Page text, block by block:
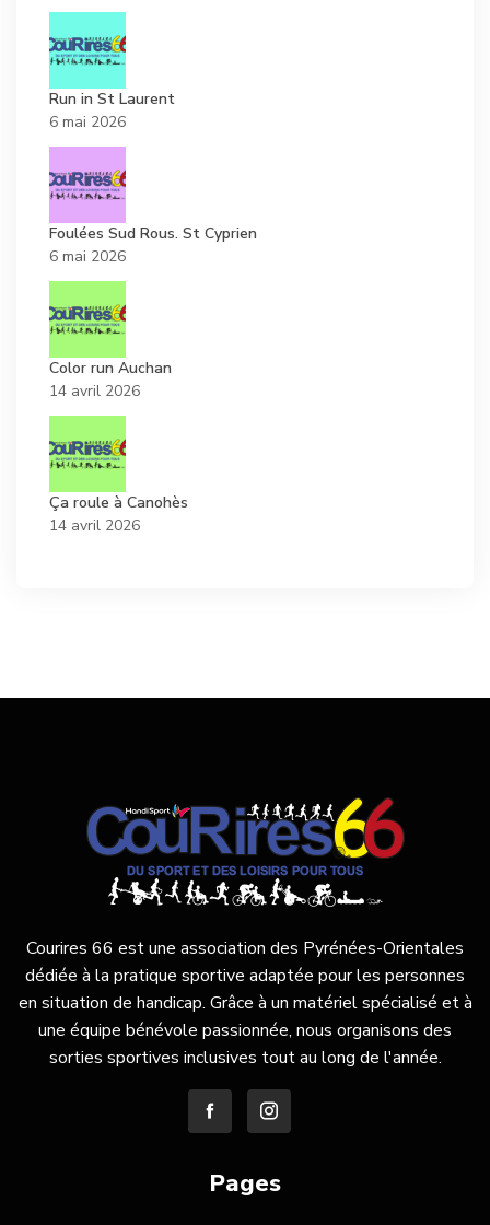
Run in St Laurent
6 mai 2026
Foulées Sud Rous. St Cyprien
6 mai 2026
Color run Auchan
14 avril 2026
Ça roule à Canohès
14 avril 2026
Courires 66 est une association des Pyrénées-Orientales
dédiée à la pratique sportive adaptée pour les personnes
en situation de handicap. Grâce à un matériel spécialisé et à
une équipe bénévole passionnée, nous organisons des
sorties sportives inclusives tout au long de l'année.
Pages